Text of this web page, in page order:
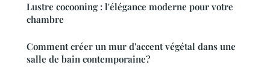
Lustre cocooning : l'élégance moderne pour votre
chambre
Comment créer un mur d'accent végétal dans une
salle de bain contemporaine?